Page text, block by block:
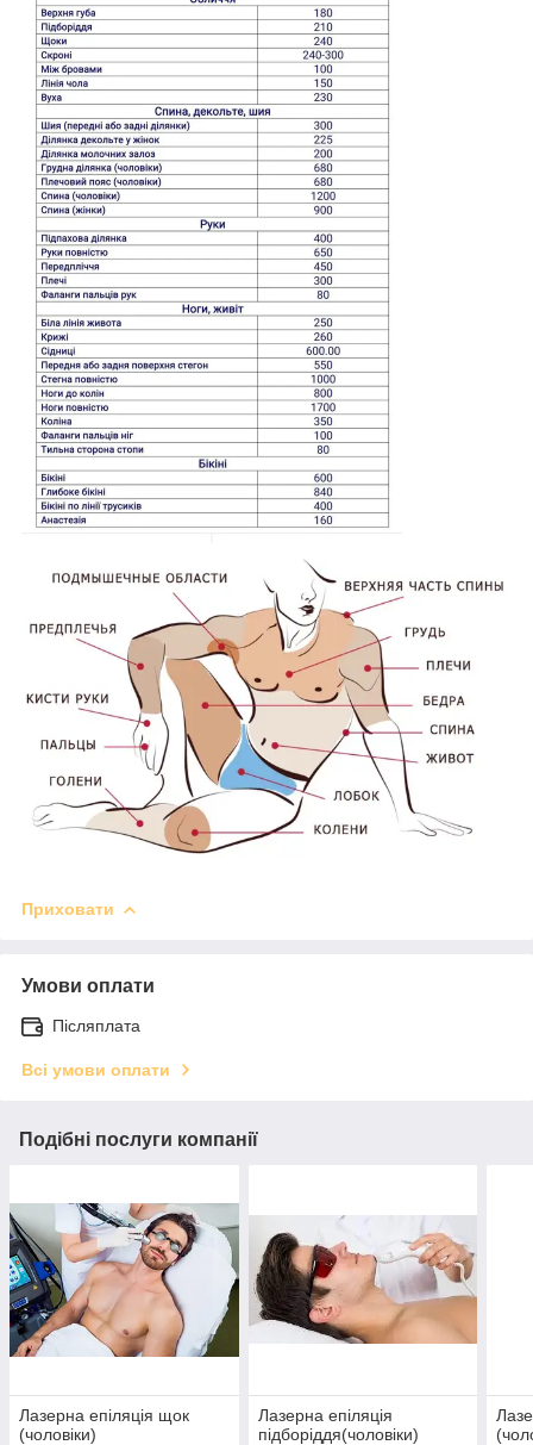
Приховати
Умови оплати
Післяплата
Всі умови оплати
Подібні послуги компанії
Лазерна епіляція щок
(чоловіки)
Лазерна епіляція
підборіддя(чоловіки)